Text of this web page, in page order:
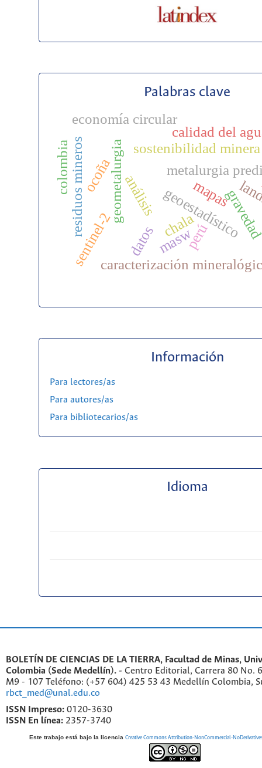
Palabras clave
análisis mapas
geoestadístico
datos
caracterización
geometalurgia metalurgia
sostenibilidad minera
ocoña
chalaperú
calidad del
sentinel-2
residuos mineros
economía circular
colombia
masw
Información
Para lectores/as
Para autores/as
Para bibliotecarios/as
Idioma
BOLETÍN DE CIENCIAS DE LA TIERRA, Facultad de Minas,
Colombia (Sede Medellín). - Centro Editorial, Carrera 80 No.
M9 - 107 Teléfono: (+57 604) 425 53 43 Medellín Colombia,
rbct_med@unal.edu.co
ISSN Impreso: 0120-3630
ISSN En línea: 2357-3740
Este trabajo está bajo la licencia Creative Commons Attribution-NonCommercial-